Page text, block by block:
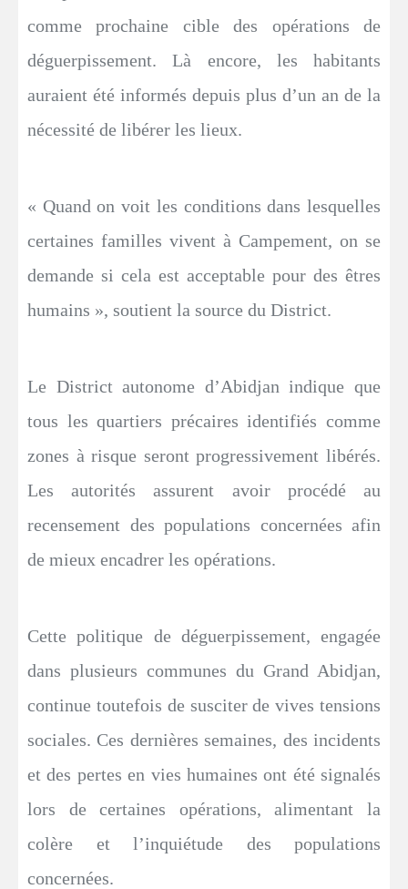
comme prochaine cible des opérations de
déguerpissement. Là encore, les habitants
auraient été informés depuis plus d’un an de la
nécessité de libérer les lieux.
« Quand on voit les conditions dans lesquelles
certaines familles vivent à Campement, on se
demande si cela est acceptable pour des êtres
humains », soutient la source du District.
Le District autonome d’Abidjan indique que
tous les quartiers précaires identifiés comme
zones à risque seront progressivement libérés.
Les autorités assurent avoir procédé au
recensement des populations concernées afin
de mieux encadrer les opérations.
Cette politique de déguerpissement, engagée
dans plusieurs communes du Grand Abidjan,
continue toutefois de susciter de vives tensions
sociales. Ces dernières semaines, des incidents
et des pertes en vies humaines ont été signalés
lors de certaines opérations, alimentant la
colère et l’inquiétude des populations
concernées.